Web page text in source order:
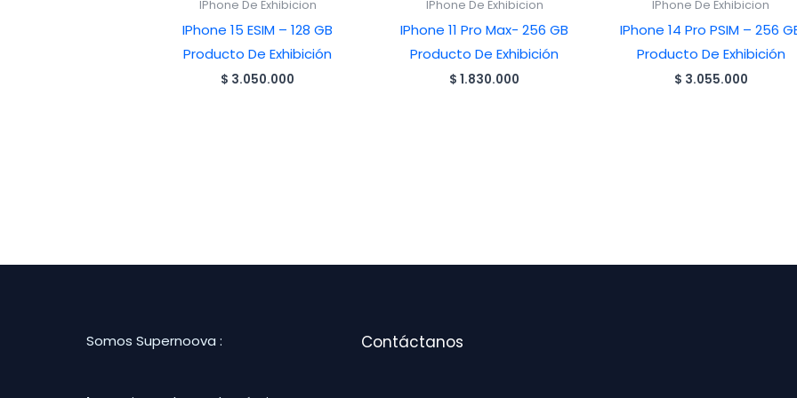
IPhone De Exhibicion
IPhone 15 ESIM – 128 GB
Producto De Exhibición
$ 3.050.000
IPhone De Exhibicion
IPhone 11 Pro Max- 256 GB
Producto De Exhibición
$ 1.830.000
IPhone De Exhibicion
IPhone 14 Pro PSIM – 256
Producto De Exhibición
$ 3.055.000
Somos Supernoova : Contáctanos